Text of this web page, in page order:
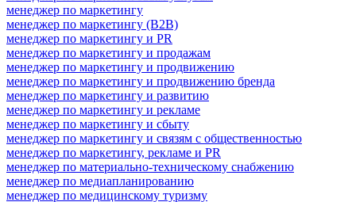
менеджер по маркетингу
менеджер по маркетингу (B2B)
менеджер по маркетингу и PR
менеджер по маркетингу и продажам
менеджер по маркетингу и продвижению
менеджер по маркетингу и продвижению бренда
менеджер по маркетингу и развитию
менеджер по маркетингу и рекламе
менеджер по маркетингу и сбыту
менеджер по маркетингу и связям с общественностью
менеджер по маркетингу, рекламе и PR
менеджер по материально-техническому снабжению
менеджер по медиапланированию
менеджер по медицинскому туризму